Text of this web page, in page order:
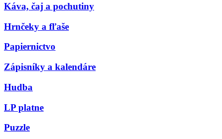
Káva, čaj a pochutiny
Hrnčeky a fľaše
Papiernictvo
Zápisníky a kalendáre
Hudba
LP platne
Puzzle